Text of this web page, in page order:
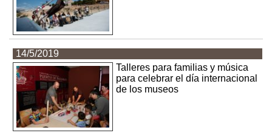
14/5/2019
Talleres para familias y música
para celebrar el día internacional
de los museos